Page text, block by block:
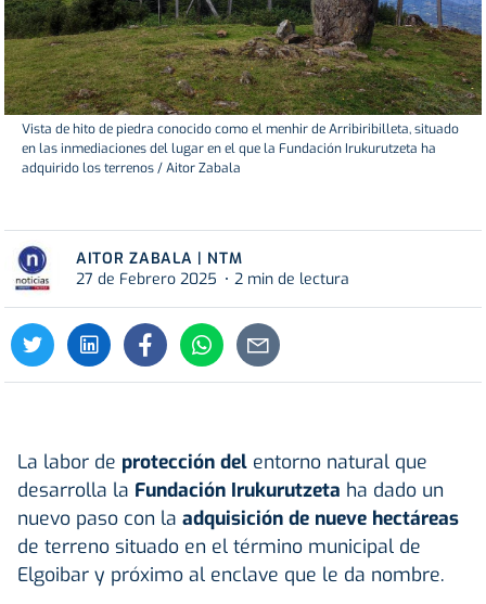
Vista de hito de piedra conocido como el menhir de Arribiribilleta, situado
en las inmediaciones del lugar en el que la Fundación Irukurutzeta ha
adquirido los terrenos / Aitor Zabala
AITOR ZABALA | NTM
27 de Febrero 2025
2 min de lectura
La labor de protección del entorno natural que
desarrolla la Fundación Irukurutzeta ha dado un
nuevo paso con la adquisición de nueve hectáreas
de terreno situado en el término municipal de
Elgoibar y próximo al enclave que le da nombre.